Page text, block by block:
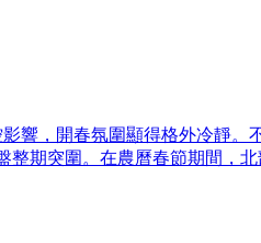
響，開春氛圍顯得格外冷靜
期突圍。在農曆春節期間，